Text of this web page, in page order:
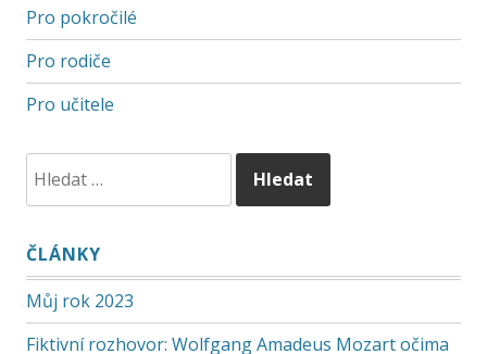
Pro pokročilé
Pro rodiče
Pro učitele
ČLÁNKY
Můj rok 2023
Fiktivní rozhovor: Wolfgang Amadeus Mozart očima